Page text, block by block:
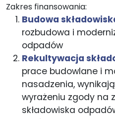
Zakres finansowania:
Budowa
rozbudowa i
odpadów
Rekultywacja
prace budowlane i
nasadzenia,
wyrażeniu zgody na
składowiska